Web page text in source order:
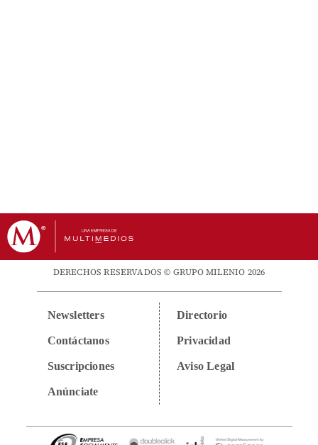
DERECHOS RESERVADOS © GRUPO MILENIO 2026
Newsletters
Contáctanos
Suscripciones
Anúnciate
Directorio
Privacidad
Aviso Legal